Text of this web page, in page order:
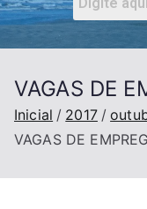
VAGAS DE
Inicial 2017
VAGAS DE